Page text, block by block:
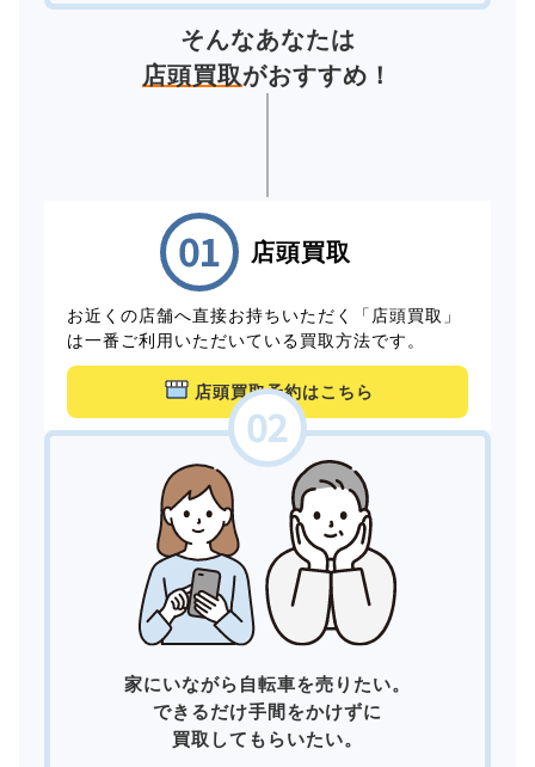
そんなあなたは
店頭買取がおすすめ！
店頭買取
お近くの店舗へ直接お持ちいただく「店頭買取」
は一番ご利用いただいている買取方法です。
店頭買取予約はこちら
家にいながら自転車を売りたい。
できるだけ手間をかけずに
買取してもらいたい。